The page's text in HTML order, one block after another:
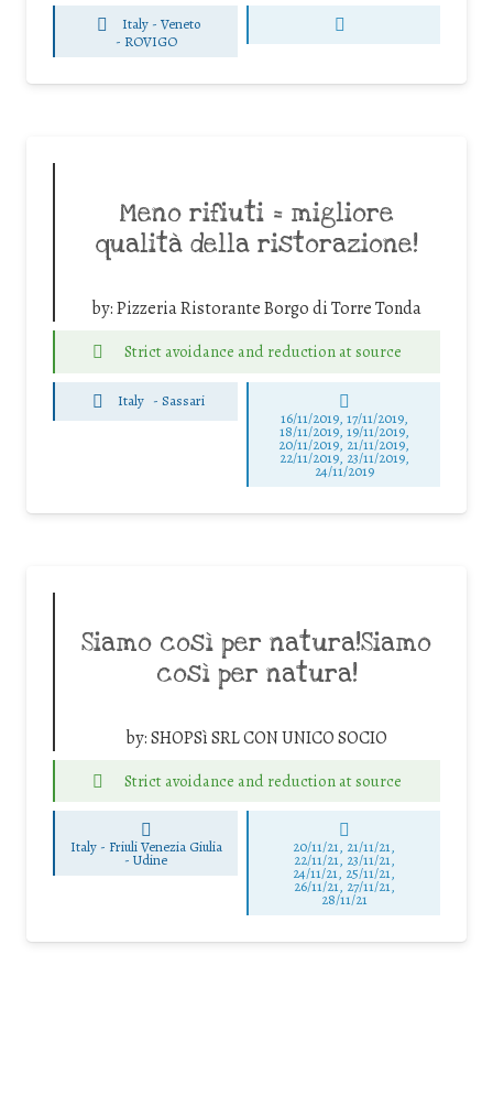
Italy - Veneto
- ROVIGO
Meno rifiuti = migliore
qualità della ristorazione!
by:Pizzeria Ristorante Borgo di Torre Tonda
Strict avoidance and reduction at source
Italy - Sassari
16/11/2019, 17/11/2019,
18/11/2019, 19/11/2019,
20/11/2019, 21/11/2019,
22/11/2019, 23/11/2019,
24/11/2019
Siamo così per natura!Siamo
così per natura!
by:SHOPSì SRL CON UNICO SOCIO
Strict avoidance and reduction at source
Italy - Friuli Venezia Giulia
-Udine
20/11/21, 21/11/21,
22/11/21, 23/11/21,
24/11/21, 25/11/21,
26/11/21, 27/11/21,
28/11/21